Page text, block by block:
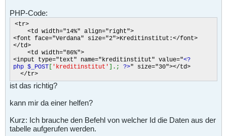
PHP-Code:
<tr>
<td width="14%" align="right">
<font face="Verdana" size="2">Kreditinstitut:</font>
</td>
<td width="86%">
<input type="text" name="kreditinstitut" value="<?
php $_POST [ 'kreditinstitut' ].; ?>" size="30"></td>
</tr>
ist das richtig?
kann mir da einer helfen?
Kurz: Ich brauche den Befehl von welcher Id die Daten aus der
tabelle aufgerufen werden.